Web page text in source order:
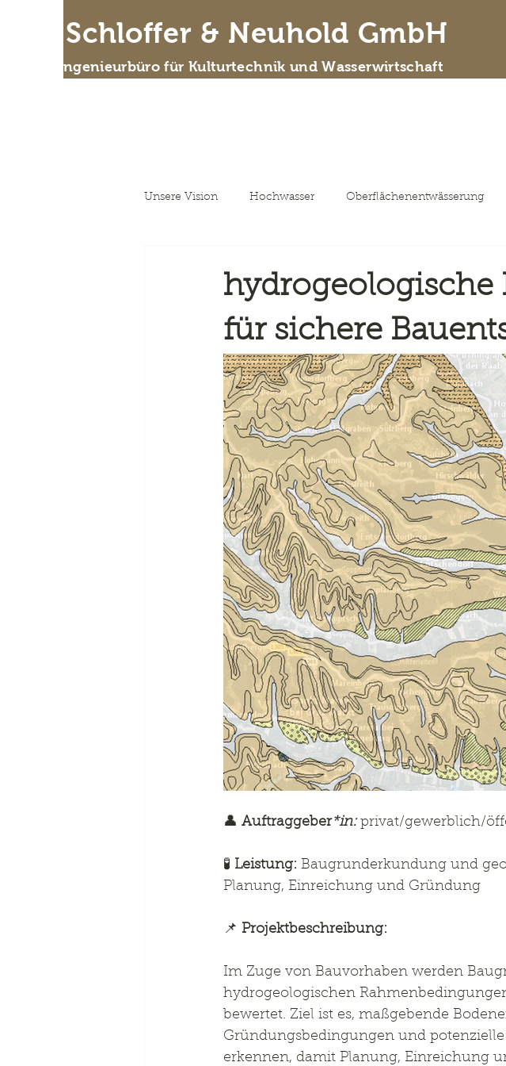
IB Schloffer & Neuhold GmbH
Das Ingenieurbüro für Kulturtechnik und Wasserwirtschaft
Unsere Vision Hochwasser Oberflächenentwässerung
hydrogeologische
für sichere
👤 Auftraggeber*in: privat/gewerblich/
🧪 Leistung: Baugrunderkundung und
Planung, Einreichung und Gründung
📌 Projektbeschreibung:
Im Zuge von Bauvorhaben werden
hydrogeologischen
bewertet. Ziel ist es, maßgebende
Gründungsbedingungen und
erkennen, damit Planung, Einreichung